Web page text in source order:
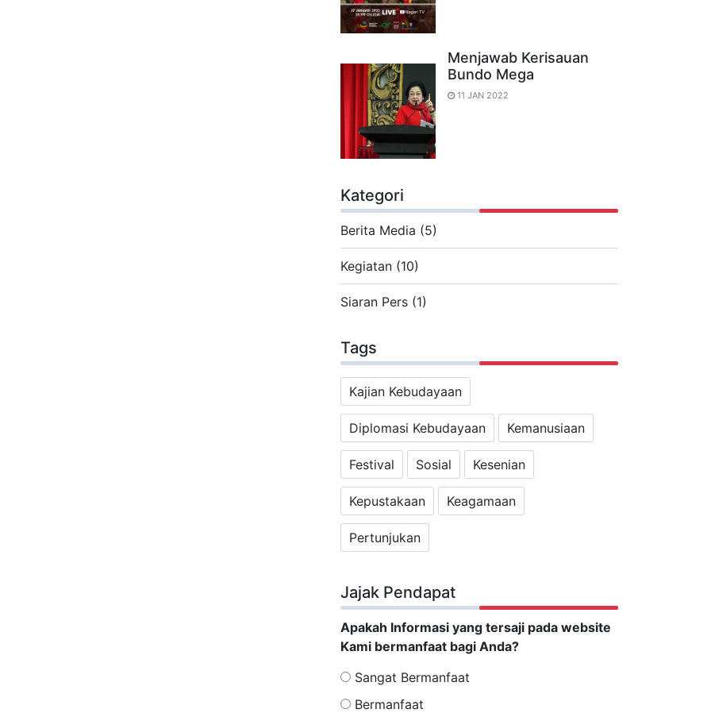
Menjawab Kerisauan
Bundo Mega
11 JAN 2022
Kategori
Berita Media (5)
Kegiatan (10)
Siaran Pers (1)
Tags
Kajian Kebudayaan
Diplomasi Kebudayaan Kemanusiaan
Festival Sosial Kesenian
Kepustakaan Keagamaan
Pertunjukan
Jajak Pendapat
Apakah Informasi yang tersaji pada website
Kami bermanfaat bagi Anda?
Sangat Bermanfaat
Bermanfaat